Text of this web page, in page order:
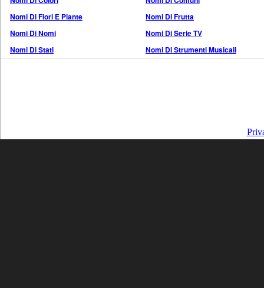
Nomi Di Fiori E Piante
Nomi Di Frutta
Nomi Di Nomi
Nomi Di Serie TV
Nomi Di Stati
Nomi Di Strumenti Musicali